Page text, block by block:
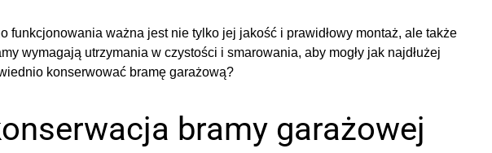
funkcjonowania ważna jest nie tylko jej jakość i prawidłowy montaż, ale także
wymagają utrzymania w czystości i smarowania, aby mogły jak najdłużej
konserwować bramę garażową?
bramy garażowej